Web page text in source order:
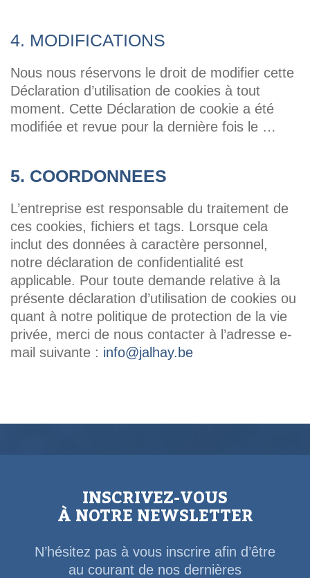
4. MODIFICATIONS
Nous nous réservons le droit de modifier cette
Déclaration d’utilisation de cookies à tout
moment. Cette Déclaration de cookie a été
modifiée et revue pour la dernière fois le …
5. COORDONNEES
L’entreprise est responsable du traitement de
ces cookies, fichiers et tags. Lorsque cela
inclut des données à caractère personnel,
notre déclaration de confidentialité est
applicable. Pour toute demande relative à la
présente déclaration d’utilisation de cookies ou
quant à notre politique de protection de la vie
privée, merci de nous contacter à l’adresse e-
mail suivante : info@jalhay.be
INSCRIVEZ-VOUS
À NOTRE NEWSLETTER
N’hésitez pas à vous inscrire afin d’être
au courant de nos dernières